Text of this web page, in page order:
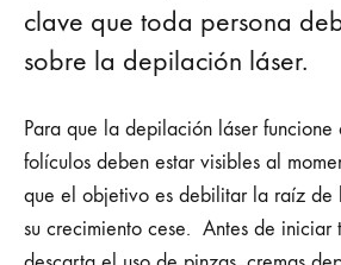
clave que toda persona
sobre la depilación láser.
Para que la depilación láser funcione
folículos deben estar visibles al
que el objetivo es debilitar la raíz de
su crecimiento cese. Antes de iniciar